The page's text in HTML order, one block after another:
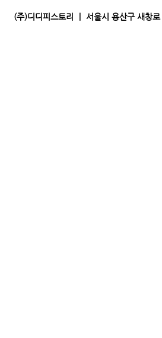
(주)디디피스토리 ｜ 서울시 용산구 새